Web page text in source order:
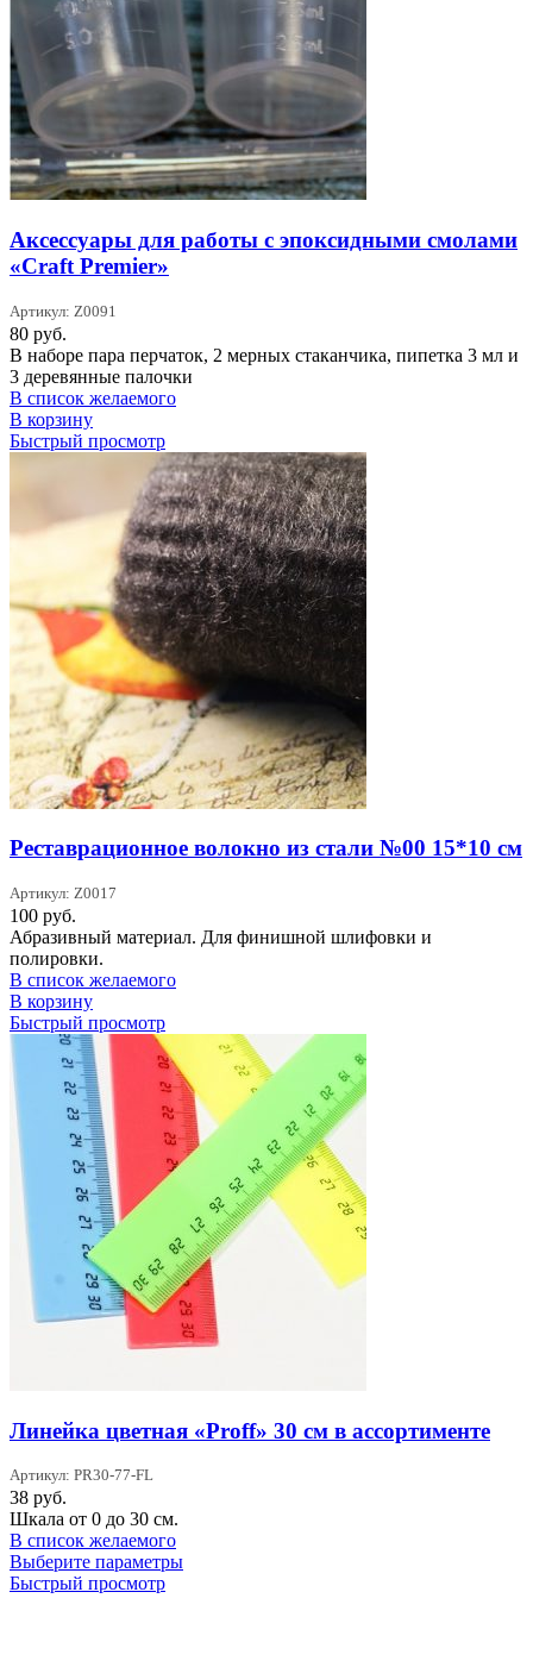
Аксессуары для работы с эпоксидными смолами
«Сraft Premier»
Артикул: Z0091
80 руб.
В наборе пара перчаток, 2 мерных стаканчика, пипетка 3 мл и
3 деревянные палочки
В список желаемого
В корзину
Быстрый просмотр
Реставрационное волокно из стали №00 15*10 см
Артикул: Z0017
100 руб.
Абразивный материал. Для финишной шлифовки и
полировки.
В список желаемого
В корзину
Быстрый просмотр
Линейка цветная «Proff» 30 см в ассортименте
Артикул: PR30-77-FL
38 руб.
Шкала от 0 до 30 см.
В список желаемого
Выберите параметрыЭтот
Быстрый просмотр